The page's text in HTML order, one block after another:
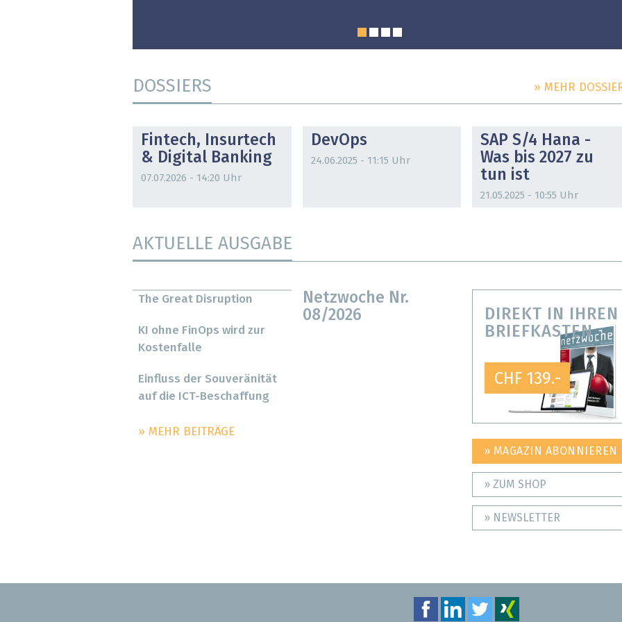
DOSSIERS » MEHR
Fintech, Insurtech
& Digital Banking
07.07.2026 - 14:20 Uhr
DevOps
24.06.2025 - 11:15 Uhr
SAP S/4 Hana -
Was bis 2027 zu
tun ist
21.05.2025 - 10:55 Uhr
AKTUELLE AUSGABE
Netzwoche Nr.
08/2026
The Great Disruption
KI ohne FinOps wird zur
Kostenfalle
Einfluss der Souveränität
auf die ICT-Beschaffung
» MEHR BEITRÄGE
DIREKT IN IHREN
BRIEFKASTEN
CHF 139.-
» MAGAZIN ABONNIEREN
» ZUM SHOP
» NEWSLETTER